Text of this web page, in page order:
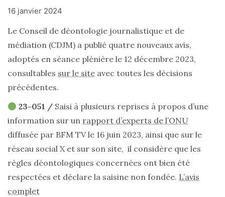
16 janvier 2024
Le Conseil de déontologie journalistique et de
médiation (CDJM) a publié quatre nouveaux avis,
adoptés en séance plénière le 12 décembre 2023,
consultables sur le site avec toutes les décisions
précédentes.
23-051 / Saisi à plusieurs reprises à propos d’une
information sur un rapport d’experts de l’ONU
diffusée par BFM TV le 16 juin 2023, ainsi que sur le
réseau social X et sur son site, il considère que les
règles déontologiques concernées ont bien été
respectées et déclare la saisine non fondée. L’avis
complet